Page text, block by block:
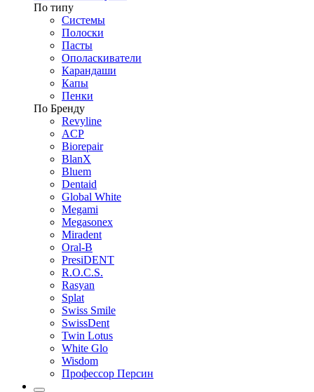
По типу
Системы
Полоски
Пасты
Ополаскиватели
Карандаши
Капы
Пенки
По Бренду
Revyline
ACP
Biorepair
BlanX
Bluem
Dentaid
Global White
Megami
Megasonex
Miradent
Oral-B
PresiDENT
R.O.C.S.
Rasyan
Splat
Swiss Smile
SwissDent
Twin Lotus
White Glo
Wisdom
Профессор Персин